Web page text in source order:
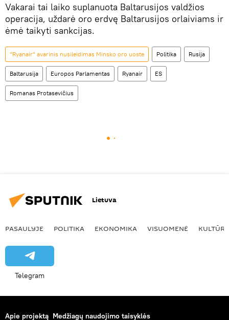
Vakarai tai laiko suplanuota Baltarusijos valdžios
operacija, uždarė oro erdvę Baltarusijos orlaiviams ir
ėmė taikyti sankcijas.
"Ryanair" avarinis nusileidimas Minsko oro uoste Politika Rusija
Baltarusija Europos Parlamentas Ryanair ES
Romanas Protasevičius
Lietuva
PASAULYJE POLITIKA EKONOMIKA VISUOMENĖ KULTŪRA
Telegram
Apie projektą Medžiagų naudojimo taisyklės